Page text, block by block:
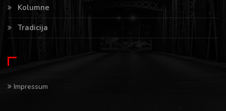
Kolumne
Tradicija
Impressum